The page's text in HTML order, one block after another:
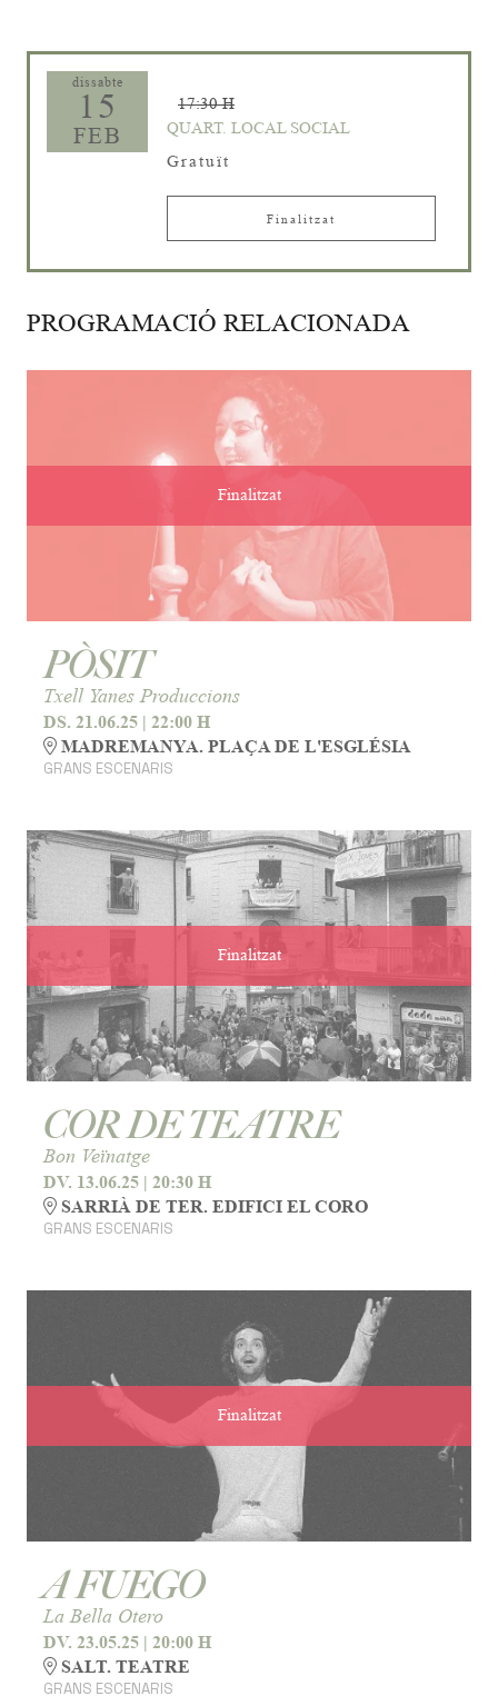
dissabte
15
FEB
17:30 H
QUART. LOCAL SOCIAL
Gratuït
Finalitzat
PROGRAMACIÓ RELACIONADA
Finalitzat
PÒSIT
Txell Yanes Produccions
DS. 21.06.25 | 22:00 H
MADREMANYA. PLAÇA DE L'ESGLÉSIA
GRANS ESCENARIS
Finalitzat
COR DE TEATRE
Bon Veïnatge
DV. 13.06.25 | 20:30 H
SARRIÀ DE TER. EDIFICI EL CORO
GRANS ESCENARIS
Finalitzat
A FUEGO
La Bella Otero
DV. 23.05.25 | 20:00 H
SALT. TEATRE
GRANS ESCENARIS